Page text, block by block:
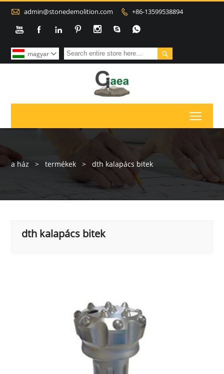
 admin@stonedemolition.com  +86-13599538894
      

magyar 
a ház > termékek > dth kalapács bitek
dth kalapács bitek